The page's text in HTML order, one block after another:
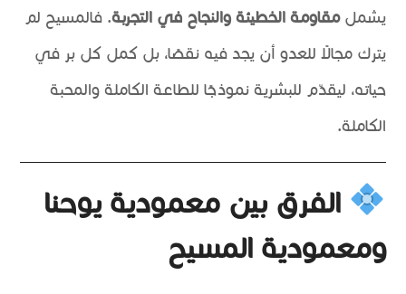
يشملمقاومة الخطيئة والنجاح في التجربة. فالمسيح لم
يترك مجالًا للعدو أن يجد فيه نقصًا، بل كمل كل بر في
حياته، ليقدّم للبشرية نموذجًا للطاعة الكاملة والمحبة
الكاملة.
الفرق بين معمودية يوحنا
ومعمودية المسيح